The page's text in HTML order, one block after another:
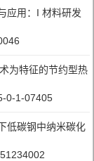
应用：I 材料研发
为特征的节约型热
0-1-07405
低碳钢中纳米碳化